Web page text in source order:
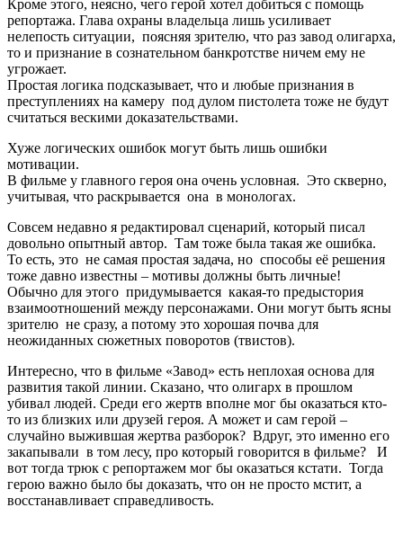
Кроме этого, неясно, чего герой хотел добиться с помощь
репортажа. Глава охраны владельца лишь усиливает
нелепость ситуации, поясняя зрителю, что раз завод олигарха,
то и признание в сознательном банкротстве ничем ему не
угрожает.
Простая логика подсказывает, что и любые признания в
преступлениях на камеру под дулом пистолета тоже не будут
считаться вескими доказательствами.
Хуже логических ошибок могут быть лишь ошибки
мотивации.
В фильме у главного героя она очень условная. Это скверно,
учитывая, что раскрывается она в монологах.
Совсем недавно я редактировал сценарий, который писал
довольно опытный автор. Там тоже была такая же ошибка.
То есть, это не самая простая задача, но способы её решения
тоже давно известны – мотивы должны быть личные!
Обычно для этого придумывается какая-то предыстория
взаимоотношений между персонажами. Они могут быть ясны
зрителю не сразу, а потому это хорошая почва для
неожиданных сюжетных поворотов (твистов).
Интересно, что в фильме «Завод» есть неплохая основа для
развития такой линии. Сказано, что олигарх в прошлом
убивал людей. Среди его жертв вполне мог бы оказаться кто-
то из близких или друзей героя. А может и сам герой –
случайно выжившая жертва разборок? Вдруг, это именно его
закапывали в том лесу, про который говорится в фильме? И
вот тогда трюк с репортажем мог бы оказаться кстати. Тогда
герою важно было бы доказать, что он не просто мстит, а
восстанавливает справедливость.